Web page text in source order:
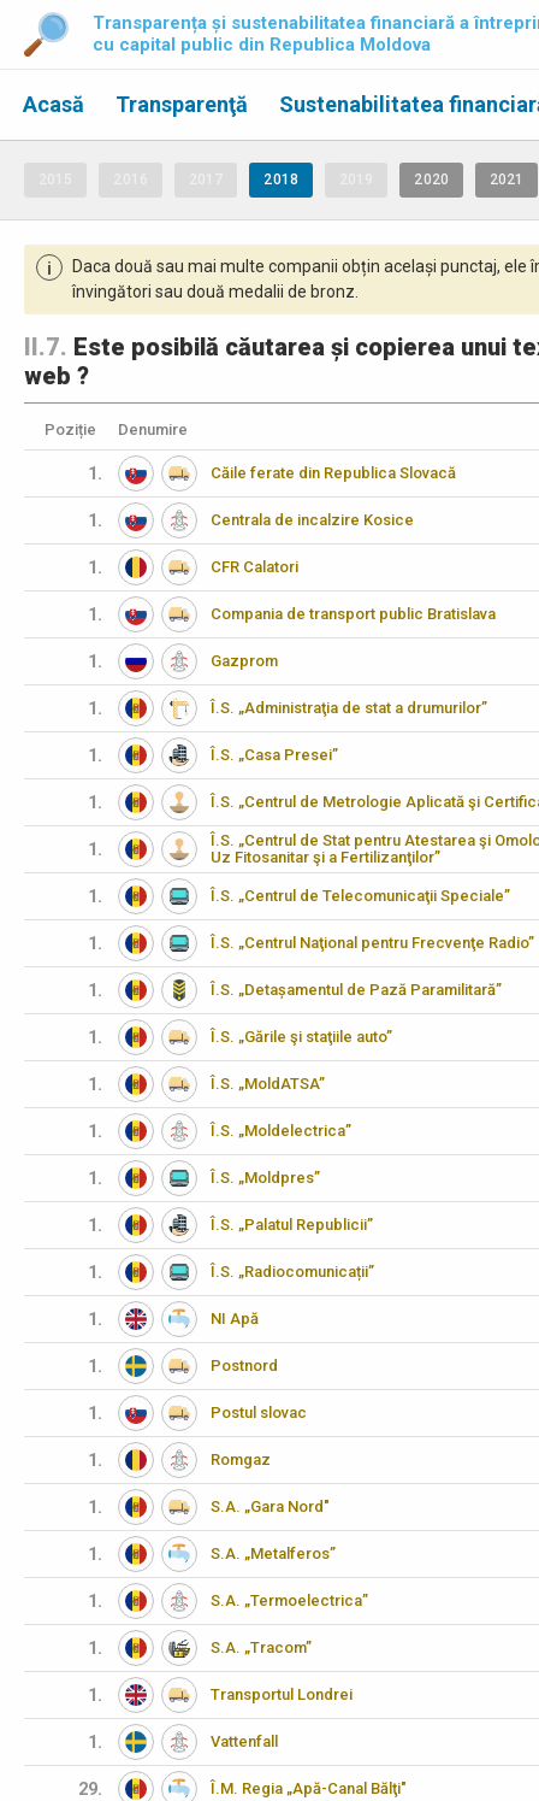
Transparența și sustenabilitatea financiară a
cu capital public din Republica Moldova
Acasă Transparenţă Sustenabilitatea
2018 2020 2021
i
Daca două sau mai multe companii obțin același punctaj,
învingători sau două medalii de bronz.
II.7. Este posibilă căutarea și copierea unui
web ?
Poziție Denumire
1. Căile ferate din Republica Slovacă
1. Centrala de incalzire Kosice
1. CFR Calatori
1. Compania de transport public Bratislava
1. Gazprom
1. Î.S. „Administraţia de stat a drumurilor”
1. Î.S. „Casa Presei”
1. Î.S. „Centrul de Metrologie Aplicată şi
1.
Î.S. „Centrul de Stat pentru Atestarea şi
Uz Fitosanitar şi a Fertilizanţilor”
1. Î.S. „Centrul de Telecomunicaţii Speciale”
1. Î.S. „Centrul Naţional pentru Frecvenţe Radio”
1. Î.S. „Detașamentul de Pază Paramilitară”
1. Î.S. „Gările şi staţiile auto”
1. Î.S. „MoldATSA”
1. Î.S. „Moldelectrica”
1. Î.S. „Moldpres”
1. Î.S. „Palatul Republicii”
1. Î.S. „Radiocomunicații”
1. NI Apă
1. Postnord
1. Postul slovac
1. Romgaz
1. S.A. „Gara Nord"
1. S.A. „Metalferos”
1. S.A. „Termoelectrica”
1. S.A. „Tracom”
1. Transportul Londrei
1. Vattenfall
29. Î.M. Regia „Apă-Canal Bălţi"